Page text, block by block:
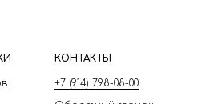
КОНТАКТЫ
+7 (914) 798-08-00